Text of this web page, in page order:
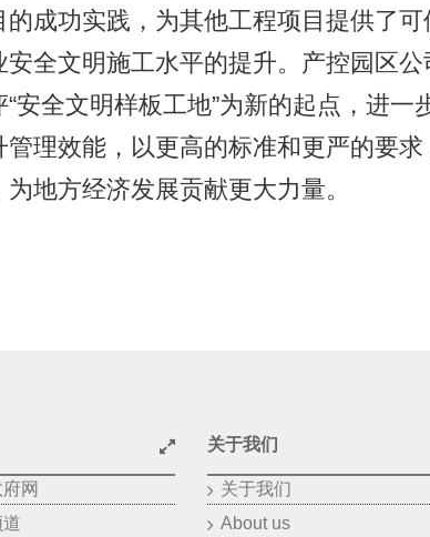
功实践，为其他工程项目提供了可
安全文明施工水平的提升。产控园区
“安全文明样板工地”为新的起点，进一
管理效能，以更高的标准和更严的要
为地方经济发展贡献更大力量。
网
关于我们
关于我们
About us